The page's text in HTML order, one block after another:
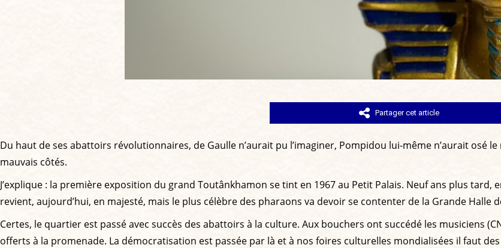
Partager cet article
Du haut de ses abattoirs révolutionnaires, de Gaulle n’aurait pu l’imaginer, Pompidou lui-même n’aurait osé le
mauvais côtés.
J’explique : la première exposition du grand Toutânkhamon se tint en 1967 au Petit Palais. Neuf ans plus tard,
revient, aujourd’hui, en majesté, mais le plus célèbre des pharaons va devoir se contenter de la Grande Halle
Certes, le quartier est passé avec succès des abattoirs à la culture. Aux bouchers ont succédé les musiciens
offerts à la promenade. La démocratisation est passée par là et à nos foires culturelles mondialisées il faut